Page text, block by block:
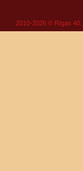
2010-2026 © Rīgas